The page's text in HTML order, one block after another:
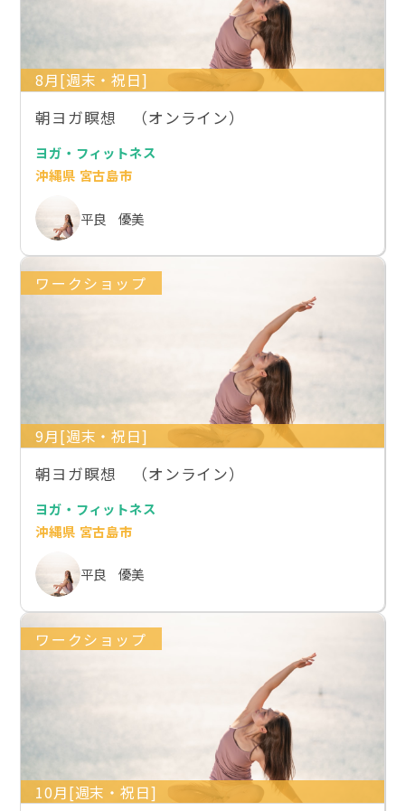
8月[週末・祝日]
朝ヨガ瞑想 （オンライン）
ヨガ・フィットネス
沖縄県 宮古島市
平良 優美
ワークショップ
9月[週末・祝日]
朝ヨガ瞑想 （オンライン）
ヨガ・フィットネス
沖縄県 宮古島市
平良 優美
ワークショップ
10月[週末・祝日]